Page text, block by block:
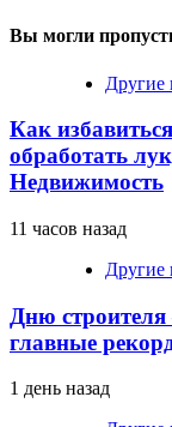
Вы могли
Другие
Как
обработать
Недвижимость
11 часов назад
Другие
Дню
главные
1 день назад